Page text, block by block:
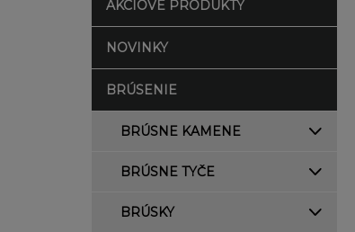
AKCIOVÉ PRODUKTY
NOVINKY
BRÚSENIE
BRÚSNE KAMENE
BRÚSNE TYČE
BRÚSKY